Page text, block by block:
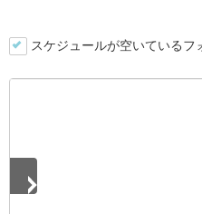
スケジュールが空いているフ